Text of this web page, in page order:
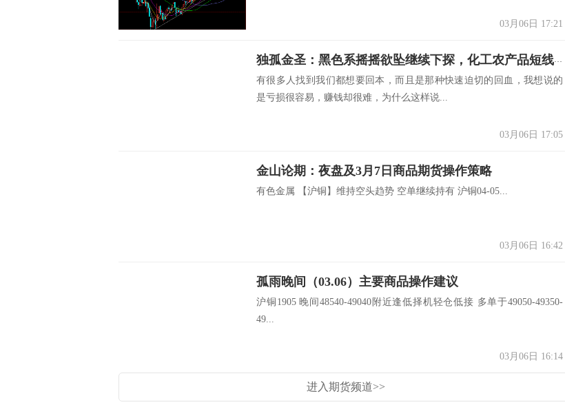
03月06日 17:21
独孤金圣：黑色系摇摇欲坠继续下探，化工农产品短线狙击
有很多人找到我们都想要回本，而且是那种快速迫切的回血，我想说的
是亏损很容易，赚钱却很难，为什么这样说...
03月06日 17:05
金山论期：夜盘及3月7日商品期货操作策略
有色金属 【沪铜】维持空头趋势 空单继续持有 沪铜04-05...
03月06日 16:42
孤雨晚间（03.06）主要商品操作建议
沪铜1905 晚间48540-49040附近逢低择机轻仓低接 多单于49050-49350-
49...
03月06日 16:14
进入期货频道>>